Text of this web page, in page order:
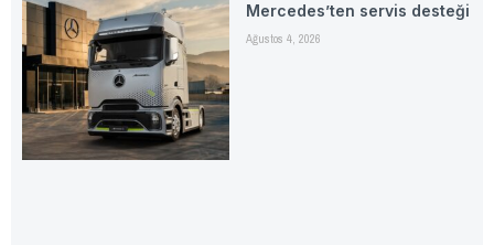
Mercedes’ten servis desteği
Ağustos 4, 2026